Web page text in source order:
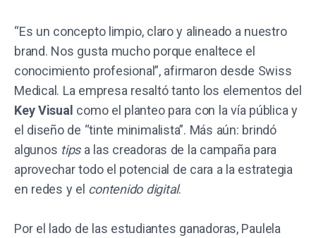
“Es un concepto limpio, claro y alineado a nuestro
brand. Nos gusta mucho porque enaltece el
conocimiento profesional”, afirmaron desde Swiss
Medical. La empresa resaltó tanto los elementos del
Key Visual como el planteo para con la vía pública y
el diseño de “tinte minimalista”. Más aún: brindó
algunos tips a las creadoras de la campaña para
aprovechar todo el potencial de cara a la estrategia
en redes y el contenido digital.
Por el lado de las estudiantes ganadoras, Paulela